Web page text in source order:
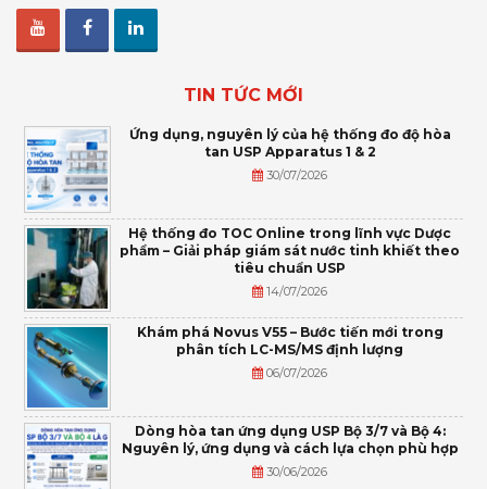
TIN TỨC MỚI
Ứng dụng, nguyên lý của hệ thống đo độ hòa
tan USP Apparatus 1 & 2
30/07/2026
Hệ thống đo TOC Online trong lĩnh vực Dược
phẩm – Giải pháp giám sát nước tinh khiết theo
tiêu chuẩn USP
14/07/2026
Khám phá Novus V55 – Bước tiến mới trong
phân tích LC-MS/MS định lượng
06/07/2026
Dòng hòa tan ứng dụng USP Bộ 3/7 và Bộ 4:
Nguyên lý, ứng dụng và cách lựa chọn phù hợp
30/06/2026